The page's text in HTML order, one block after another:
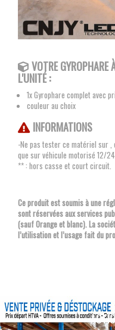
VOTRE GYROPHARE
L'UNITÉ :
1x Gyrophare complet avec
couleur au choix
INFORMATIONS
-Ne pas tester ce matériel sur ,
que sur véhicule motorisé 12/
** : hors casse et court circuit.
Ce produit est soumis à une
sont réservées aux services
(sauf Orange et blanc). La
l’utilisation et l’usage fait du